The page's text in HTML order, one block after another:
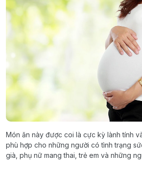
Món ăn này được coi là cực kỳ lành tính
phù hợp cho những người có tình trạng
già, phụ nữ mang thai, trẻ em và những